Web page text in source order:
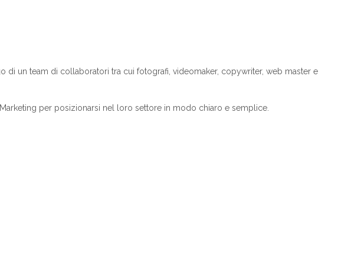
un team di collaboratori tra cui fotografi, videomaker, copywriter, web master e
per posizionarsi nel loro settore in modo chiaro e semplice.